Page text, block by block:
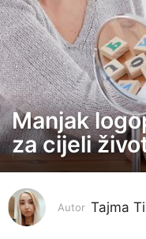
4
g
i
n
Manjak
za cijeli
Autor Tajma